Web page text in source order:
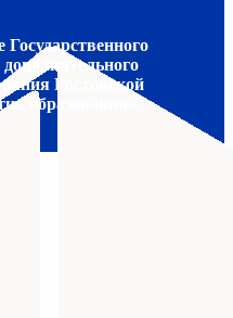
Ростовской
образования».